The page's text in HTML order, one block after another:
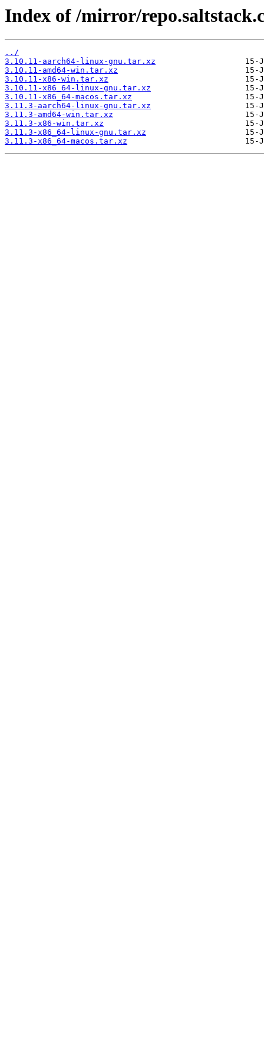
Index of /mirror/
../
3.10.11-aarch64-linux-gnu.tar.xz
3.10.11-amd64-win.tar.xz
3.10.11-x86-win.tar.xz
3.10.11-x86_64-linux-gnu.tar.xz
3.10.11-x86_64-macos.tar.xz
3.11.3-aarch64-linux-gnu.tar.xz
3.11.3-amd64-win.tar.xz
3.11.3-x86-win.tar.xz
3.11.3-x86_64-linux-gnu.tar.xz
3.11.3-x86_64-macos.tar.xz